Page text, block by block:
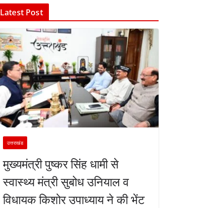
Latest Post
उत्तराखंड
मुख्यमंत्री पुष्कर सिंह धामी से
स्वास्थ्य मंत्री सुबोध उनियाल व
विधायक किशोर उपाध्याय ने की भेंट